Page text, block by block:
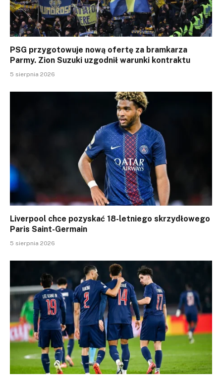
PSG przygotowuje nową ofertę za bramkarza
Parmy. Zion Suzuki uzgodnił warunki kontraktu
5 sierpnia 2026
Liverpool chce pozyskać 18-letniego skrzydłowego
Paris Saint-Germain
5 sierpnia 2026